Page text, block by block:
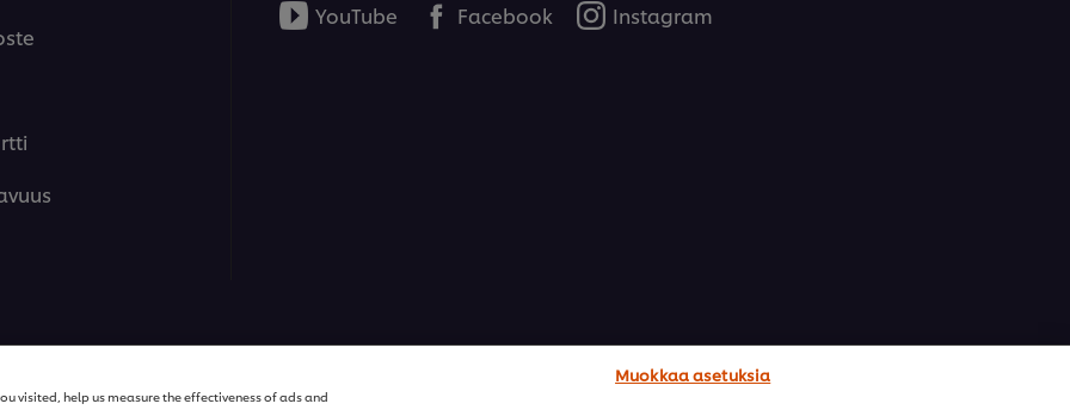
YouTube
Facebook Instagram
visited, help us measure the effectiveness of ads and
Muokkaa asetuksia